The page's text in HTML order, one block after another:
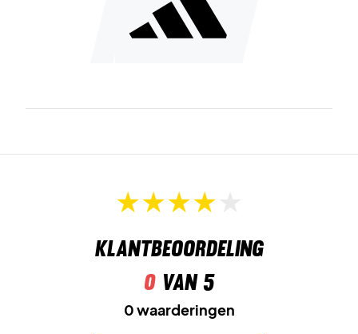
garandeert comfort en verhoogde
Slanke pasvormzorgt voor een gestroomlijnde en
Freelift T-shirt Pro vandaag nog!
Klantbeoordeling
0van 5
0 waarderingen